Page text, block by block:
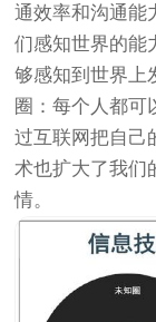
通效率和沟通能
们感知世界的能
够感知到世界上
圈：每个人都可
过互联网把自己
术也扩大了我们
情。